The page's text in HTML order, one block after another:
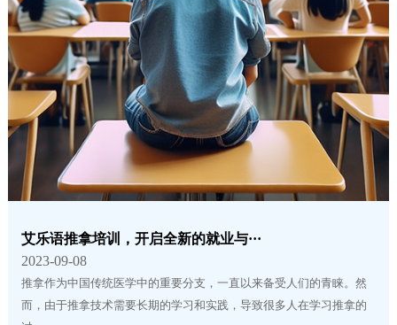
艾乐语推拿培训，开启全新的就业与···
2023-09-08
推拿作为中国传统医学中的重要分支，一直以来备受人们的青睐。然
而，由于推拿技术需要长期的学习和实践，导致很多人在学习推拿的